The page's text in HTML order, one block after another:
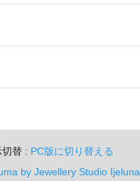
替 : PC版に切り替える
by Jewellery Studio Ijeluna